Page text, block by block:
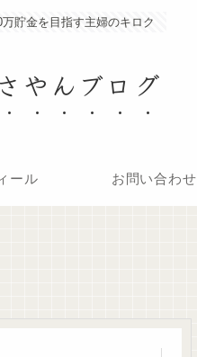
貯金を目指す主婦のキロク
やんブログ
ール お問い合わせ